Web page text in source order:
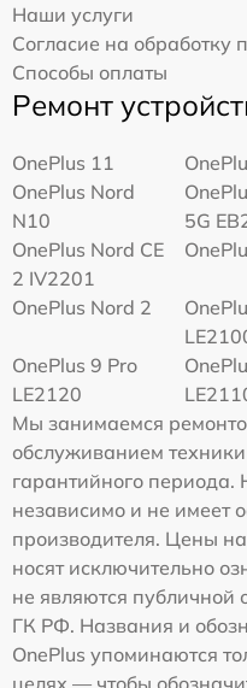
Наши услуги
Согласие на
Способы оплаты
Ремонт
OnePlus 11
OnePlus Nord
N10
5G
OnePlus Nord CE
2 IV2201
OnePlus Nord 2
OnePlus 9 Pro
LE2120
Мы занимаемся
обслуживанием
гарантийного периода.
независимо и не имеет
производителя. Цены
носят исключительно
не являются публичной
ГК РФ. Названия и
OnePlus упоминаются
целях — чтобы